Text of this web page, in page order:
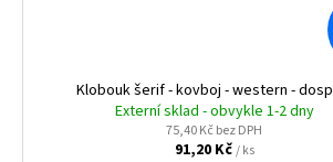
Klobouk šerif - kovboj - western -
Externí sklad - obvykle 1-2 dny
75,40 Kč bez DPH
91,20 Kč/ ks